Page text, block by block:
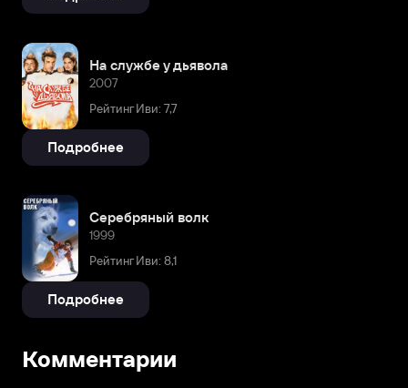
На службе у дьявола
2007
Рейтинг Иви: 7,7
Подробнее
Серебряный волк
1999
Рейтинг Иви: 8,1
Подробнее
Комментарии